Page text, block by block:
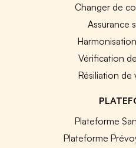
Changer de
Assurance
Vérification
Résiliation
Plateforme
Plateforme